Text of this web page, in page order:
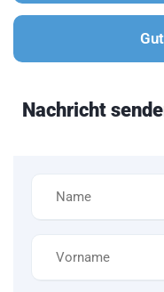
Nachricht